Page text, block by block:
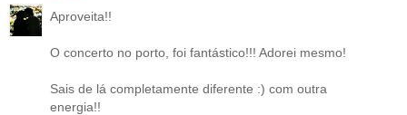
Aproveita!!
O concerto no porto, foi fantástico!!! Adorei mesmo!
Sais de lá completamente diferente :) com outra
energia!!